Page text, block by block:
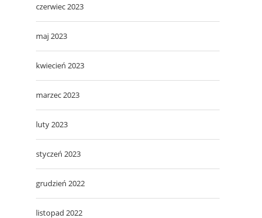
czerwiec 2023
maj 2023
kwiecień 2023
marzec 2023
luty 2023
styczeń 2023
grudzień 2022
listopad 2022